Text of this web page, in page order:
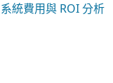
統費用與 ROI 分析